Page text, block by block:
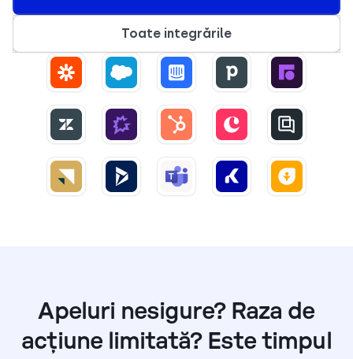
Toate integrările
Apeluri nesigure? Raza de
acțiune limitată? Este timpul